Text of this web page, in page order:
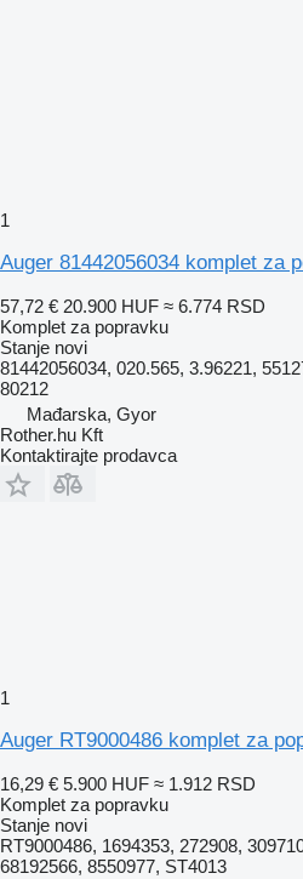
1
Auger 81442056034 komplet za
57,72 € 20.900 HUF ≈ 6.774 RSD
Komplet za popravku
Stanje novi
81442056034, 020.565, 3.96221,
80212
Mađarska, Gyor
Rother.hu Kft
Kontaktirajte prodavca
1
Auger RT9000486 komplet za
16,29 € 5.900 HUF ≈ 1.912 RSD
Komplet za popravku
Stanje novi
RT9000486, 1694353, 272908,
68192566, 8550977, ST4013